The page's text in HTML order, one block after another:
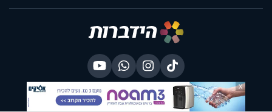
בניית אתרים
X